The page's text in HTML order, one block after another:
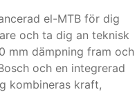
el-MTB för dig
och ta dig an teknisk
mm dämpning fram och
och en integrerad
kombineras kraft,